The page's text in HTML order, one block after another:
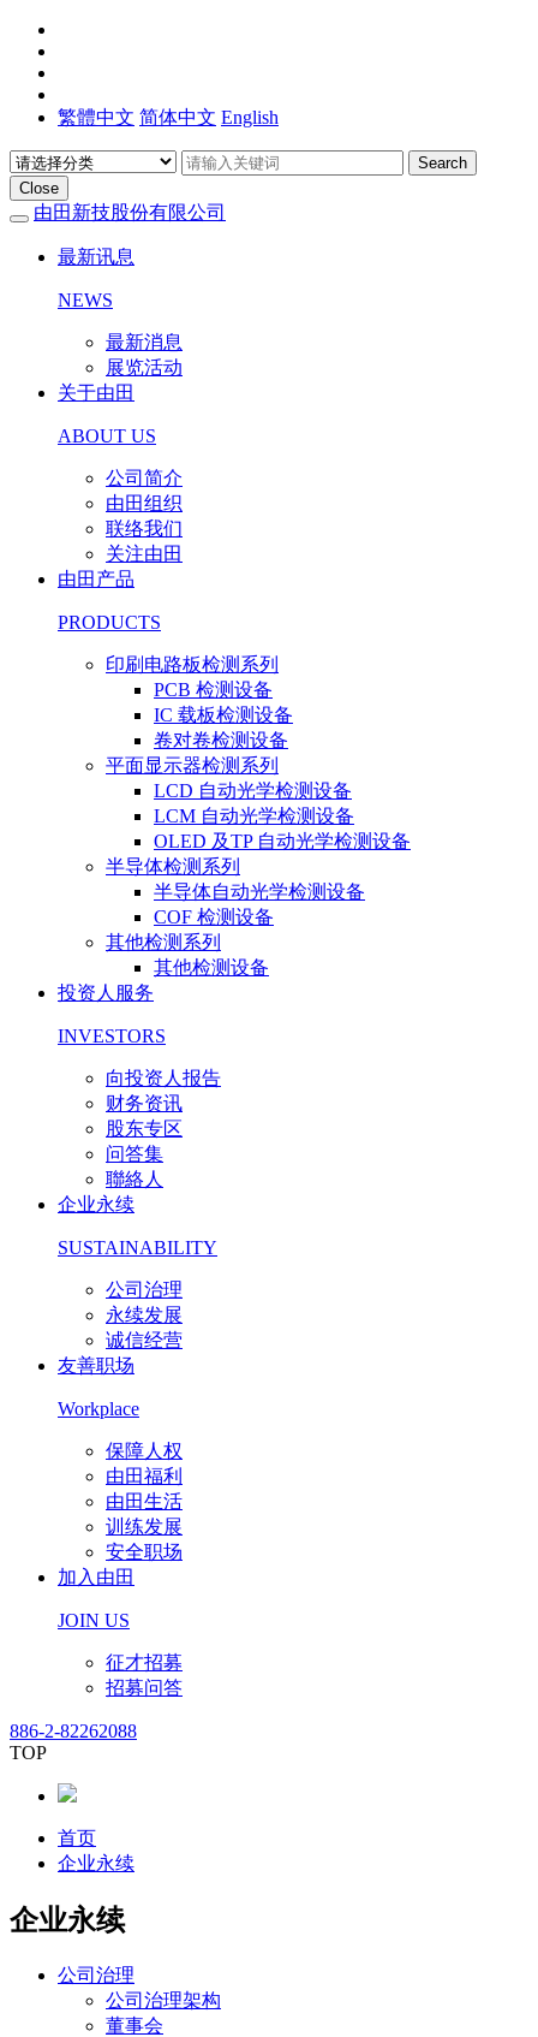
繁體中文 简体中文 English
Search
Close
由田新技股份有限公司
最新讯息
NEWS
最新消息
展览活动
关于由田
ABOUT US
公司简介
由田组织
联络我们
关注由田
由田产品
PRODUCTS
印刷电路板检测系列
PCB 检测设备
IC 载板检测设备
卷对卷检测设备
平面显示器检测系列
LCD 自动光学检测设备
LCM 自动光学检测设备
OLED 及TP 自动光学检测设备
半导体检测系列
半导体自动光学检测设备
COF 检测设备
其他检测系列
其他检测设备
投资人服务
INVESTORS
向投资人报告
财务资讯
股东专区
问答集
聯絡人
企业永续
SUSTAINABILITY
公司治理
永续发展
诚信经营
友善职场
Workplace
保障人权
由田福利
由田生活
训练发展
安全职场
加入由田
JOIN US
征才招募
招募问答
886-2-82262088
TOP
首页
企业永续
企业永续
公司治理
公司治理架构
董事会